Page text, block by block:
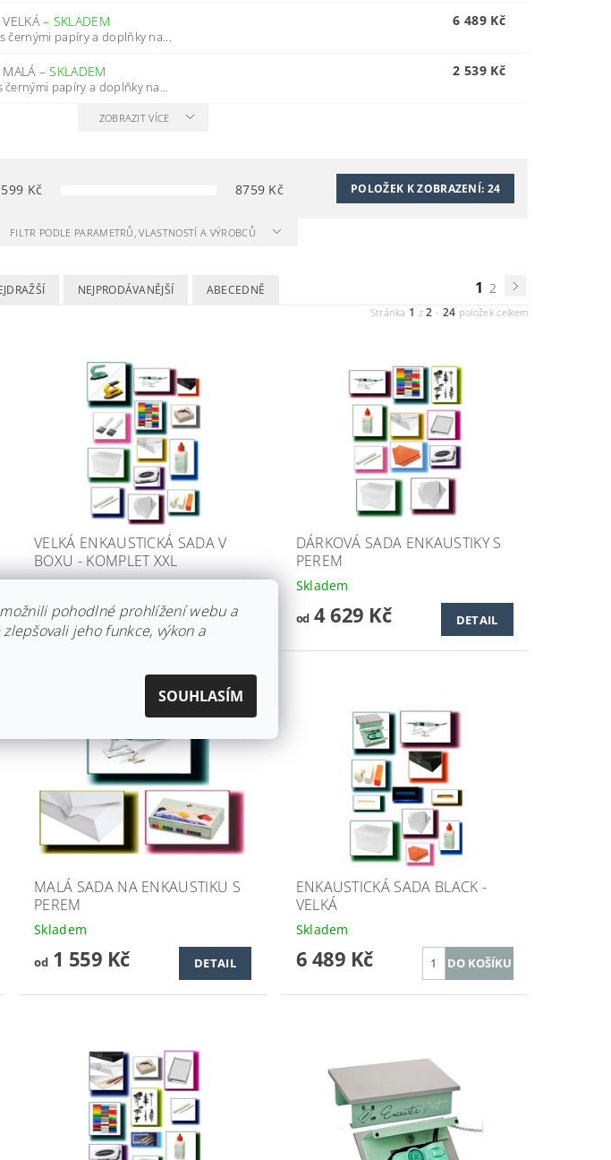
VELKÁ– SKLADEM
černými papíry a doplňky na...
6 489 Kč
MALÁ –SKLADEM
černými papíry a doplňky na...
2 539 Kč
ZOBRAZIT VÍCE
599 Kč 8759 Kč POLOŽEK K ZOBRAZENÍ: 24
FILTR PODLE PARAMETRŮ, VLASTNOSTÍ A VÝROBCŮ
NEJPRODÁVANĚJŠÍ ABECEDNĚ 1 2
Stránka 1 z2 - 24 položek celkem
VELKÁ ENKAUSTICKÁ SADA V
BOXU - KOMPLET XXL
Skladem
7 099 Kč DETAIL
DÁRKOVÁ SADA ENKAUSTIKY S
PEREM
Skladem
od4 629 Kč DETAIL
MALÁ SADA NA ENKAUSTIKU S
PEREM
Skladem
od1 559 Kč DETAIL
ENKAUSTICKÁ SADA BLACK -
VELKÁ
Skladem
6 489 Kč
pohodlné prohlížení webu a
jeho funkce, výkon a
SOUHLASÍM